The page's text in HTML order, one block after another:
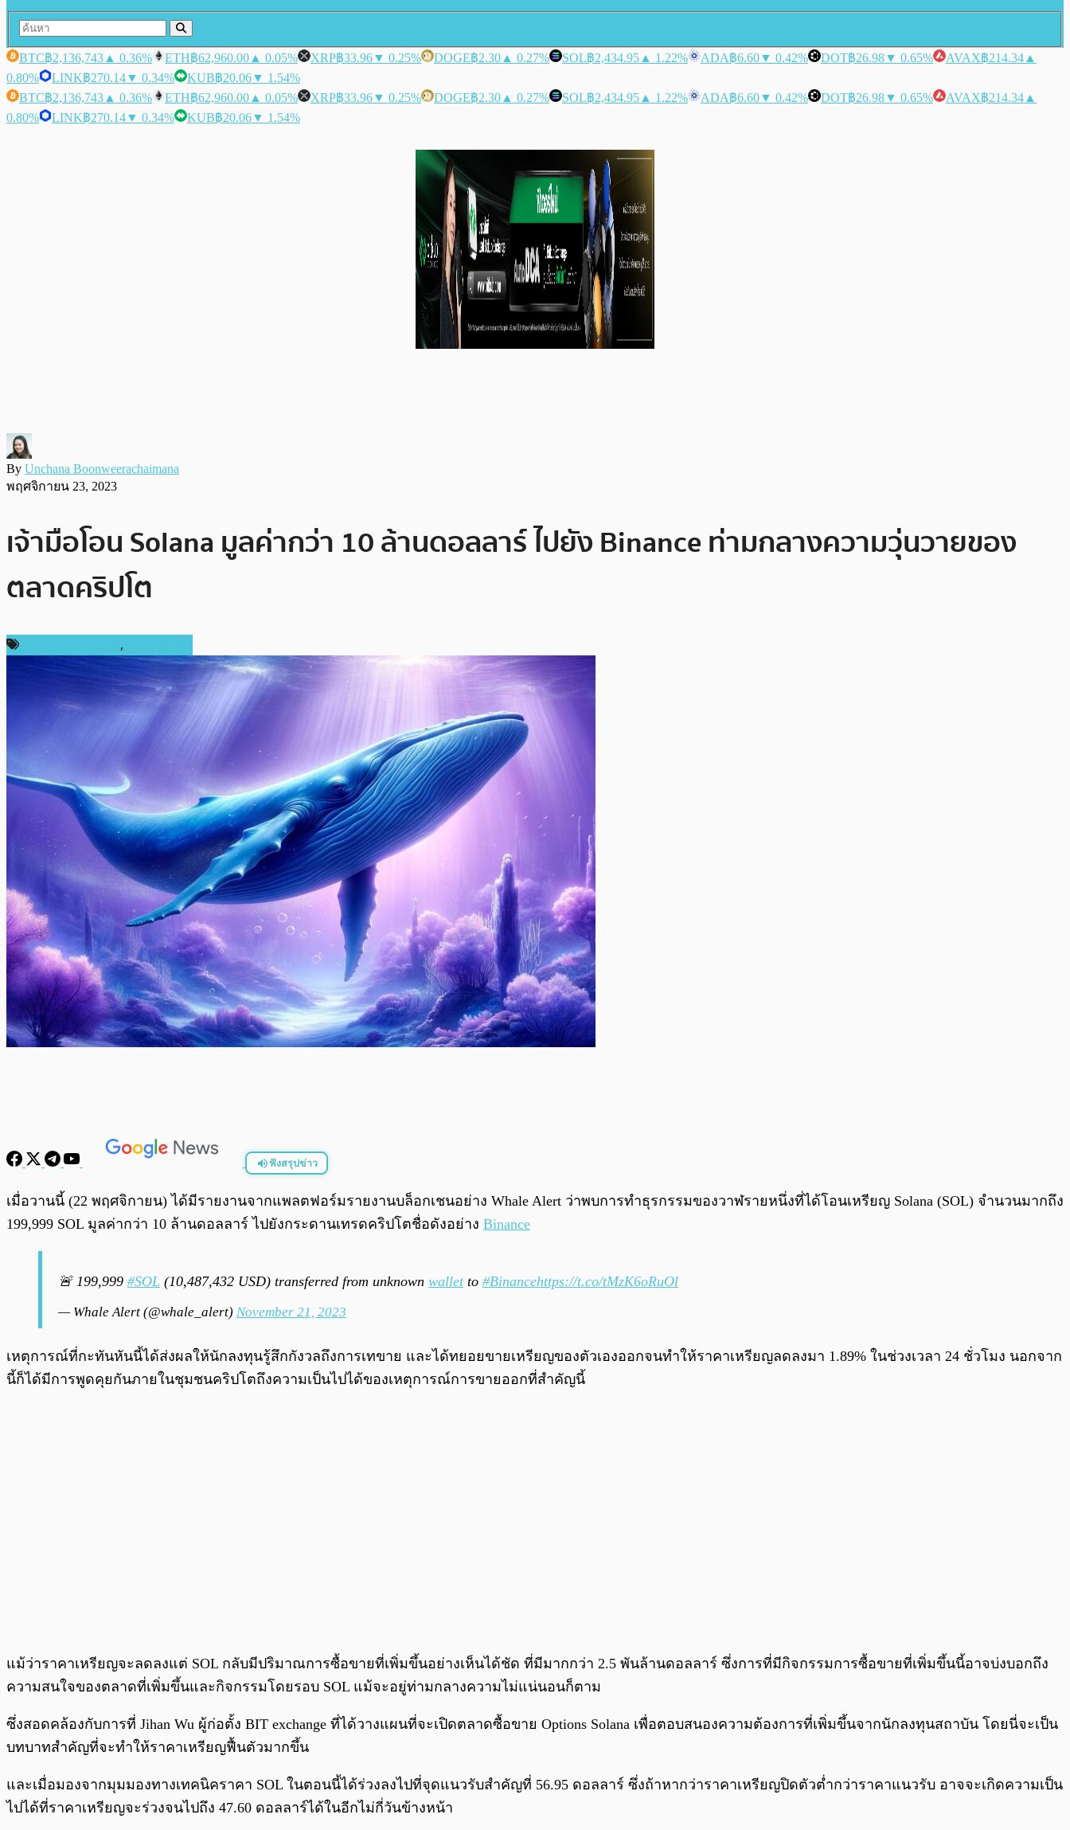
BTC฿2,136,743 ▲ 0.36% ETH฿62,960.00 ▲ 0.05% XRP฿33.96▼ 0.25% DOGE฿2.30 ▲ 0.27% SOL฿2,434.95 ▲ 1.22% ADA฿6.60▼ 0.42% DOT฿26.98▼ 0.65% AVAX฿214.34 ▲
0.80%
LINK฿270.14▼ 0.34% KUB฿20.06▼ 1.54%
BTC฿2,136,743 ▲ 0.36% ETH฿62,960.00 ▲ 0.05% XRP฿33.96▼ 0.25% DOGE฿2.30 ▲ 0.27% SOL฿2,434.95 ▲ 1.22% ADA฿6.60▼ 0.42% DOT฿26.98▼ 0.65% AVAX฿214.34 ▲
0.80%
LINK฿270.14▼ 0.34% KUB฿20.06▼ 1.54%
By Unchana Boonweerachaimana
พฤศจิกายน 23, 2023
เจ้ามือโอน Solana มูลค่ากว่า 10 ล้านดอลลาร์ ไปยัง Binance ท่ามกลางความวุ่นวายของ
ตลาดคริปโต
,
ฟังสรุปข่าว
พร้อมเล่น 0:00 /
เมื่อวานนี้ (22 พฤศจิกายน) ได้มีรายงานจากแพลตฟอร์มรายงานบล็อกเชนอย่าง Whale Alert ว่าพบการทำธุรกรรมของวาฬรายหนึ่งที่ได้โอนเหรียญ Solana (SOL) จำนวนมากถึง
199,999 SOL มูลค่ากว่า 10 ล้านดอลลาร์ ไปยังกระดานเทรดคริปโตชื่อดังอย่าง Binance
🚨 199,999 #SOL (10,487,432 USD) transferred from unknown walletto #Binancehttps://t.co/tMzK6oRuOl
— Whale Alert (@whale_alert) November 21, 2023
เหตุการณ์ที่กะทันหันนี้ได้ส่งผลให้นักลงทุนรู้สึกกังวลถึงการเทขาย และได้ทยอยขายเหรียญของตัวเองออกจนทำให้ราคาเหรียญลดลงมา 1.89% ในช่วงเวลา 24 ชั่วโมง นอกจาก
นี้ก็ได้มีการพูดคุยกันภายในชุมชนคริปโตถึงความเป็นไปได้ของเหตุการณ์การขายออกที่สำคัญนี้
แม้ว่าราคาเหรียญจะลดลงแต่ SOL กลับมีปริมาณการซื้อขายที่เพิ่มขึ้นอย่างเห็นได้ชัด ที่มีมากกว่า 2.5 พันล้านดอลลาร์ ซึ่งการที่มีกิจกรรมการซื้อขายที่เพิ่มขึ้นนี้อาจบ่งบอกถึง
ความสนใจของตลาดที่เพิ่มขึ้นและกิจกรรมโดยรอบ SOL แม้จะอยู่ท่ามกลางความไม่แน่นอนก็ตาม
ซึ่งสอดคล้องกับการที่ Jihan Wu ผู้ก่อตั้ง BIT exchange ที่ได้วางแผนที่จะเปิดตลาดซื้อขาย Options Solana เพื่อตอบสนองความต้องการที่เพิ่มขึ้นจากนักลงทุนสถาบัน โดยนี่จะเป็น
บทบาทสำคัญที่จะทำให้ราคาเหรียญฟื้นตัวมากขึ้น
และเมื่อมองจากมุมมองทางเทคนิคราคา SOL ในตอนนี้ได้ร่วงลงไปที่จุดแนวรับสำคัญที่ 56.95 ดอลลาร์ ซึ่งถ้าหากว่าราคาเหรียญปิดตัวต่ำกว่าราคาแนวรับ อาจจะเกิดความเป็น
ไปได้ที่ราคาเหรียญจะร่วงจนไปถึง 47.60 ดอลลาร์ได้ในอีกไม่กี่วันข้างหน้า